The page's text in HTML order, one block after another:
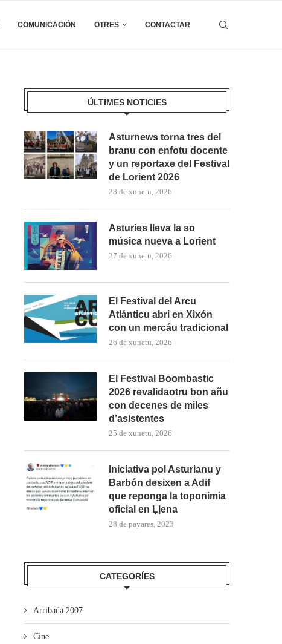
COMUNICACIÓN OTRES CONTACTAR
Semando Son amuesa’l nuevu folk
El Trasiegu Fest va tener
ÚLTIMES NOTICIES
Asturnews torna tres del
branu con enfotu docente
y un reportaxe del Festival
de Lorient 2026
28 de xunetu, 2026
Asturies lleva la so
música nueva a Lorient
27 de xunetu, 2026
El Festival del Arcu
Atlánticu abri en Xixón
con un mercáu tradicional
26 de xunetu, 2026
El Festival Boombastic
2026 revalidaotru bon añu
con decenes de miles
d’asistentes
25 de xunetu, 2026
Iniciativa pol Asturianu y
Barbón desixen a Adif
que reponga la toponimia
oficial en Ḷḷena
28 de payares, 2023
CATEGORÍES
Arribada 2007
Cine